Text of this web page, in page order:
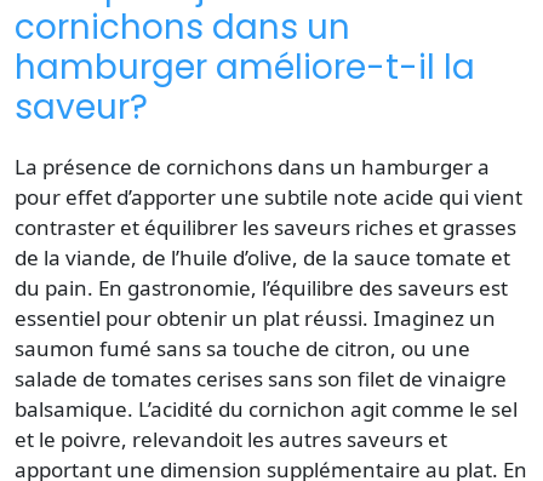
cornichons dans un
hamburger améliore-t-il la
saveur?
La présence de cornichons dans un hamburger a
pour effet d’apporter une subtile note acide qui vient
contraster et équilibrer les saveurs riches et grasses
de la viande, de l’huile d’olive, de la sauce tomate et
du pain. En gastronomie, l’équilibre des saveurs est
essentiel pour obtenir un plat réussi. Imaginez un
saumon fumé sans sa touche de citron, ou une
salade de tomates cerises sans son filet de vinaigre
balsamique. L’acidité du cornichon agit comme le sel
et le poivre, relevandoit les autres saveurs et
apportant une dimension supplémentaire au plat. En